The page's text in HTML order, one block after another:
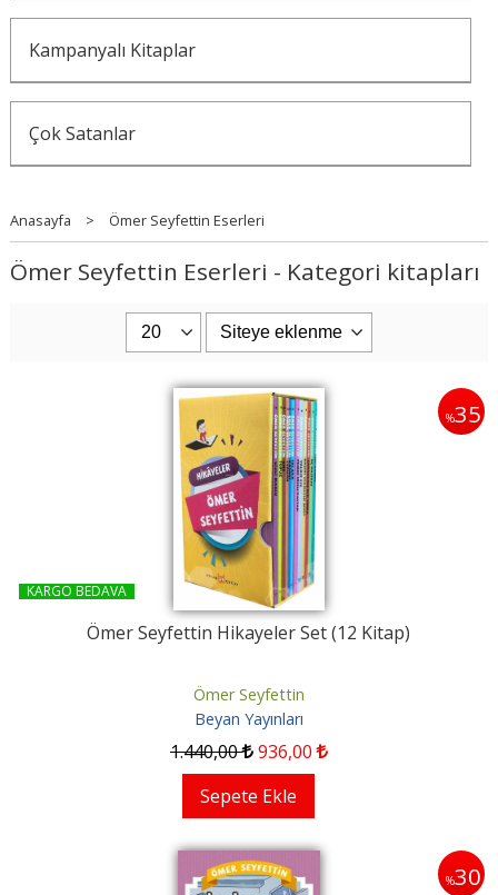
Kampanyalı Kitaplar
Çok Satanlar
Anasayfa > Ömer Seyfettin Eserleri
Ömer Seyfettin Eserleri - Kategori kitapları
%35
KARGO BEDAVA
Ömer Seyfettin Hikayeler Set (12 Kitap)
Ömer Seyfettin
Beyan Yayınları
1.440,00 936,00
Sepete Ekle
%30